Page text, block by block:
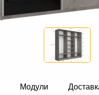
Модули